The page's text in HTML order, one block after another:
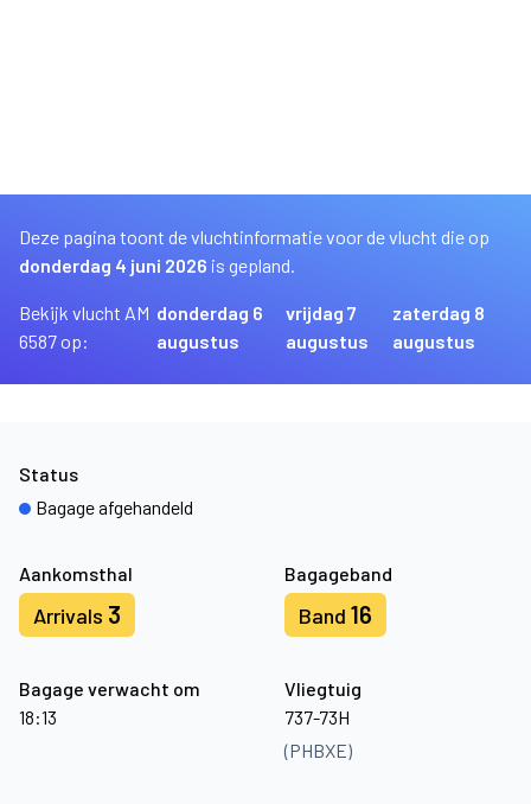
Deze pagina toont de vluchtinformatie voor de vlucht die op
donderdag 4 juni 2026 is gepland.
Bekijk vlucht AM
6587 op:
donderdag 6
augustus
vrijdag 7
augustus
zaterdag 8
augustus
Aankomsthal
Arrivals 3
Bagageband
Band 16
Bagage verwacht om
18:13
Vliegtuig
737-73H
(PHBXE)
Status
Bagage afgehandeld